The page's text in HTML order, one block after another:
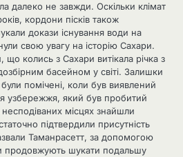
далеко не завжди. Оскільки клімат
кордони пісків також
докази існування води на
свою увагу на історію Сахари.
колись з Сахари витікала річка з
басейном у світі. Залишки
були помічені, коли був виявлений
узбережжя, який був пробитий
місцях знайшли
підтвердили присутність
Таманрасетт, за допомогою
продовжують шукати подальшу